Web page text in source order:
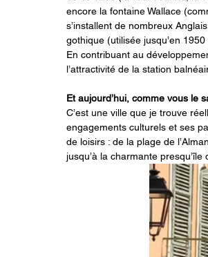
encore la fontaine Wallace
s’installent de nombreux
gothique (utilisée jusqu’en
En contribuant au
l’attractivité de la station
Et aujourd’hui, comme vous le
C’est une ville que je trouve
engagements culturels et ses
de loisirs : de la plage de
jusqu’à la charmante